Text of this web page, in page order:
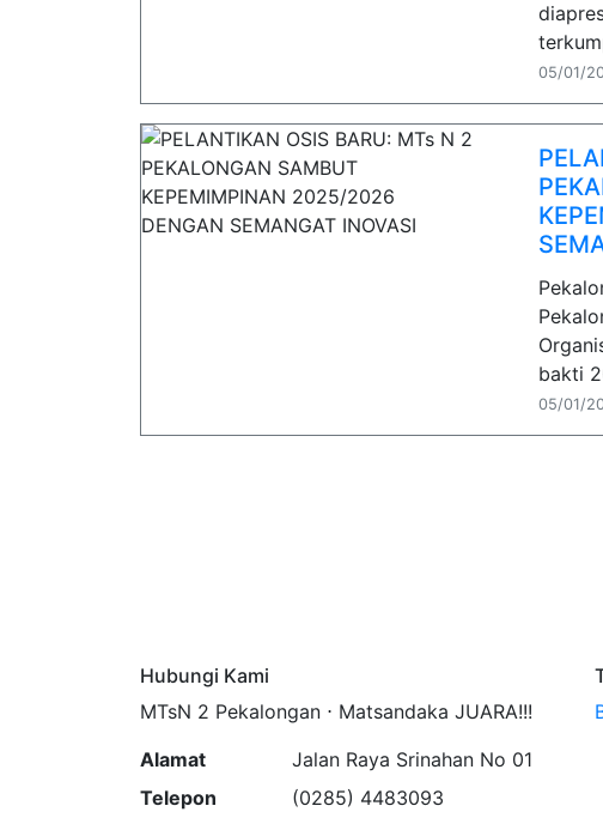
05/01/
bakti
05/01/
Hubungi Kami
MTsN 2 Pekalongan ⋅ Matsandaka JUARA!!!
Alamat
Jalan Raya Srinahan No 01
Telepon
(0285) 4483093